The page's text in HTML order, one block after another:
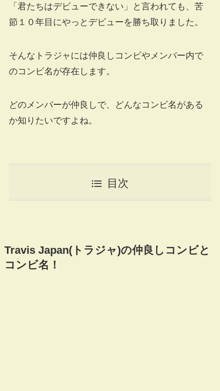
「君たちはデビューできない」と言われても、苦
節１０年目にやっとデビューを勝ち取りました。
そんなトラジャには仲良しコンビやメンバー内で
のコンビ名が存在します。
どのメンバーが仲良しで、どんなコンビ名がある
か知りたいですよね。
目次
Travis Japan(トラジャ)の仲良しコンビと
コンビ名！